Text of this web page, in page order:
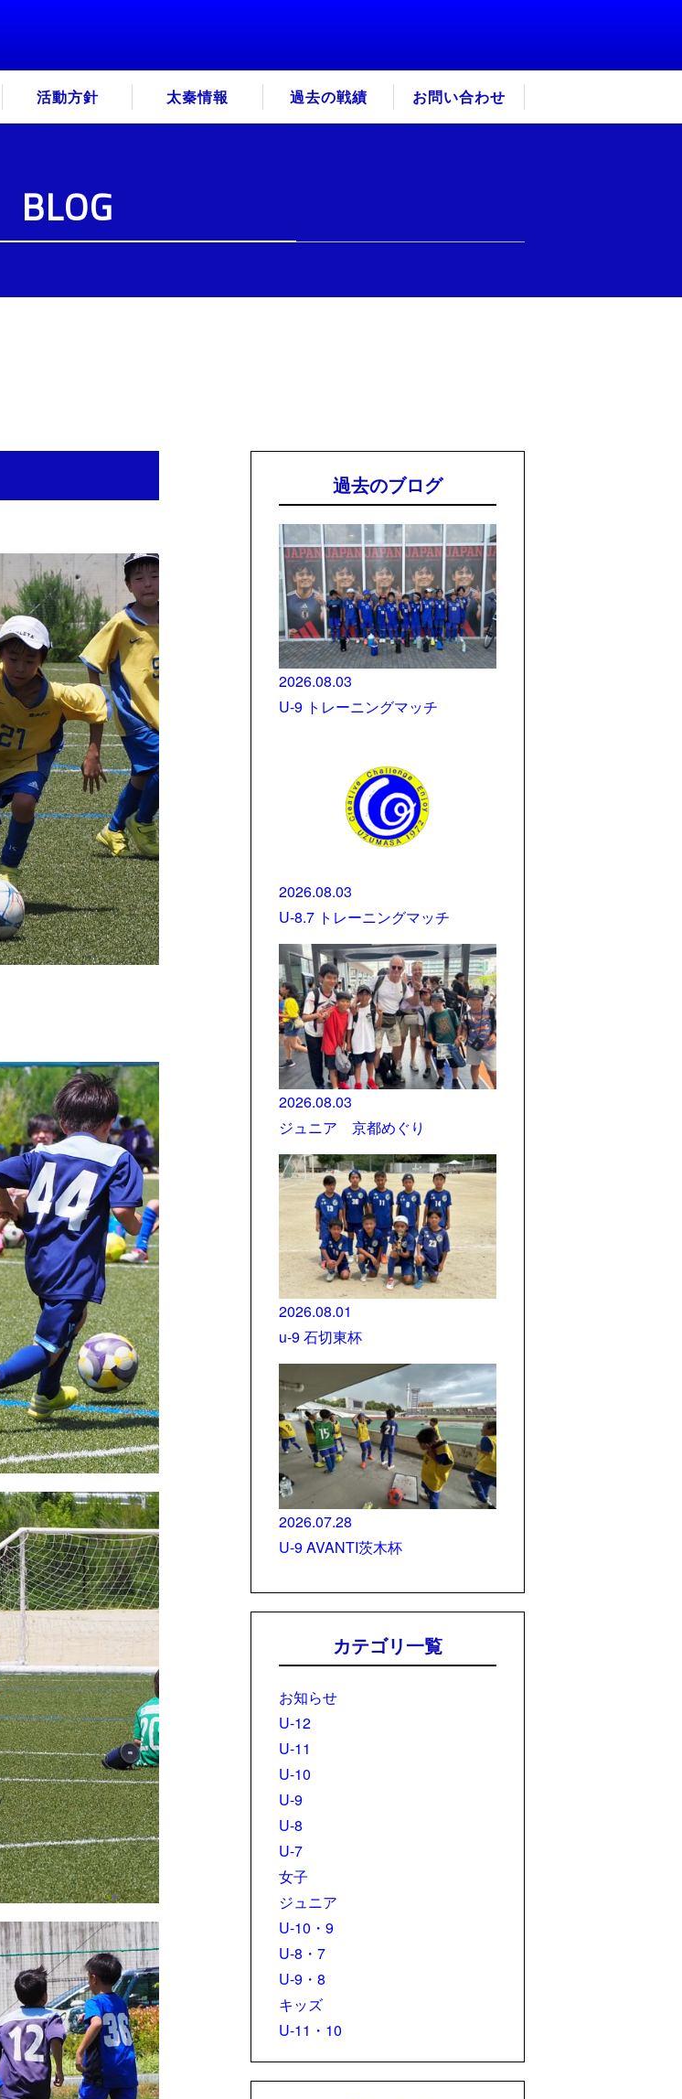
活動方針 太秦情報 過去の戦績 お問い合わせ
BLOG
過去のブログ
2026.08.03
U-9 トレーニングマッチ
2026.08.03
U-8.7 トレーニングマッチ
2026.08.03
ジュニア 京都めぐり
2026.08.01
u-9 石切東杯
2026.07.28
U-9 AVANTI茨木杯
カテゴリ一覧
お知らせ
U-12
U-11
U-10
U-9
U-8
U-7
女子
ジュニア
U-10・9
U-8・7
U-9・8
キッズ
U-11・10